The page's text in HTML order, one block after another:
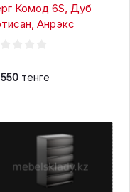
Комод 6S, Дуб
Анрэкс
тенге